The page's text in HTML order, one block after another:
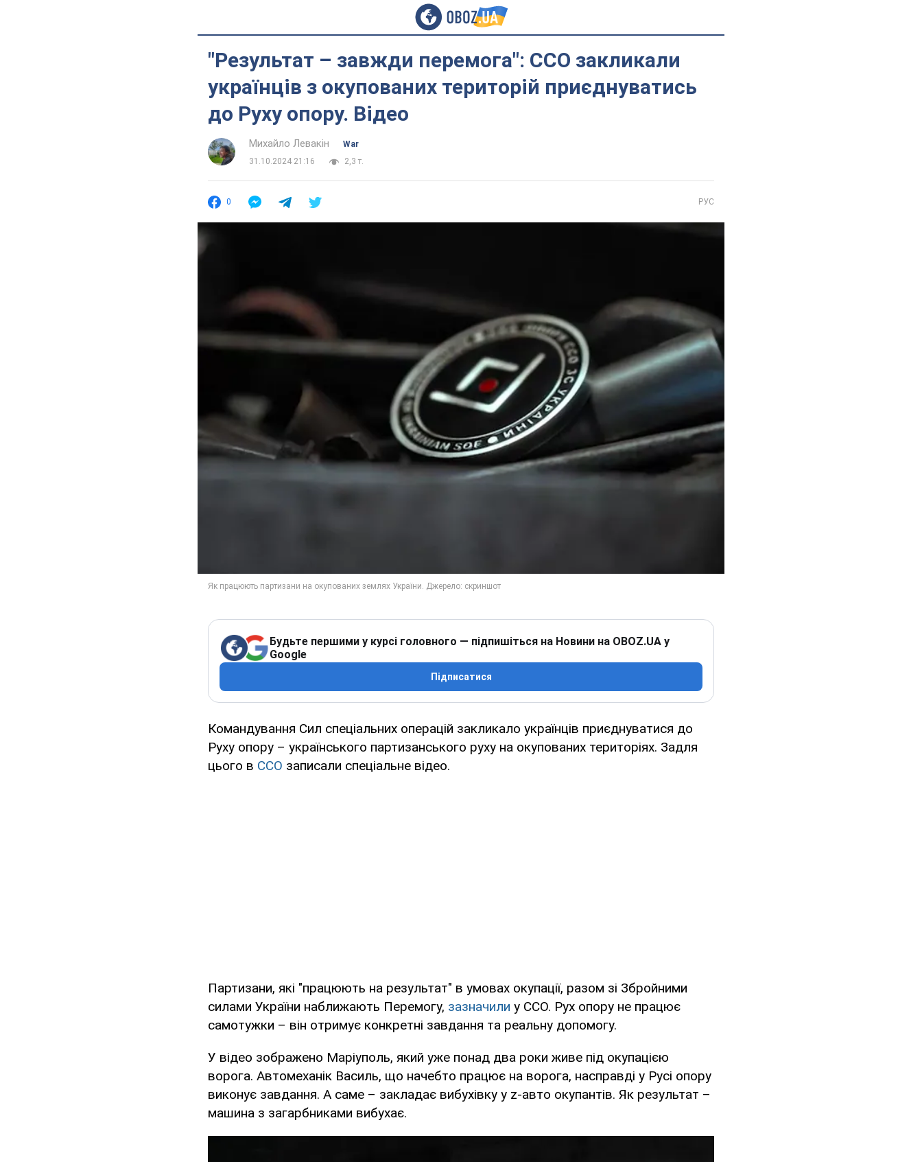
"Результат – завжди перемога": ССО закликали
українців з окупованих територій приєднуватись
до Руху опору. Відео
Михайло Левакін
War
31.10.2024 21:16
2,3 т.
0 РУС
Будьте першими у курсі головного — підпишіться на Новини на OBOZ.UA у
Google
Підписатися
Командування Сил спеціальних операцій закликало українців приєднуватися до
Руху опору – українського партизанського руху на окупованих територіях. Задля
цього в ССО записали спеціальне відео.
Партизани, які "працюють на результат" в умовах окупації, разом зі Збройними
силами України наближають Перемогу, зазначили у ССО. Рух опору не працює
самотужки – він отримує конкретні завдання та реальну допомогу.
У відео зображено Маріуполь, який уже понад два роки живе під окупацією
ворога. Автомеханік Василь, що начебто працює на ворога, насправді у Русі опору
виконує завдання. А саме – закладає вибухівку у z-авто окупантів. Як результат –
машина з загарбниками вибухає.